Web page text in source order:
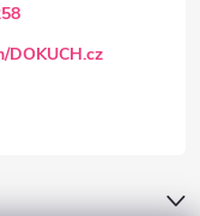
DOKUCH.cz